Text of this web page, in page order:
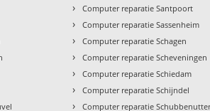
› Computer reparatie Santpoort
› Computer reparatie Sassenheim
› Computer reparatie Schagen
› Computer reparatie Scheveningen
› Computer reparatie Schiedam
› Computer reparatie Schijndel
› Computer reparatie